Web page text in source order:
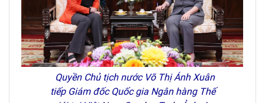
Quyền Chủ tịch nước Võ Thị Ánh Xuân
tiếp Giám đốc Quốc gia Ngân hàng Thế